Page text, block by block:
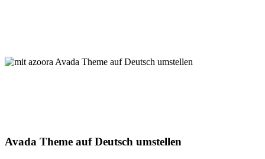
Avada Theme auf Deutsch umstellen